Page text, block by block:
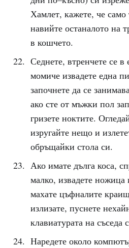
Хамлет, кажете, че само
навийте останалото на
в кошчето.
Седнете, втренчете се в
момиче извадете една
започнете да се
ако сте от мъжки пол
гризете ноктите.
изругайте нещо и
обръщайки стола си.
Ако имате дълга коса,
малко, извадете ножица
махате цъфналите
излизате, пуснете
клавиатурата на съседа
Наредете около